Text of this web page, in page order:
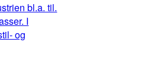
bl.a. til.
I
og